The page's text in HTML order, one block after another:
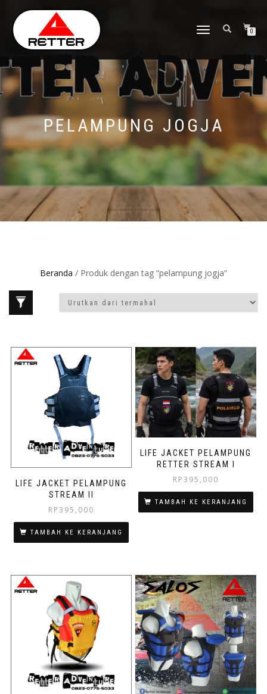
NAVIGASI
0
PELAMPUNG JOGJA
Beranda / Produk dengan tag “pelampung jogja”
LIFE JACKET PELAMPUNG
STREAM II
RP395,000
TAMBAH KE KERANJANG
LIFE JACKET PELAMPUNG
RETTER STREAM I
RP395,000
TAMBAH KE KERANJANG